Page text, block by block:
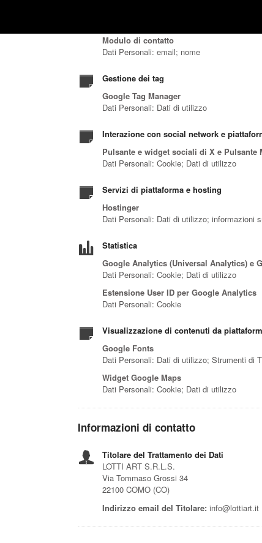
Modulo di contatto
Dati Personali: email; nome
Gestione dei tag
Google Tag Manager
Dati Personali: Dati di utilizzo
Interazione con social network e
Pulsante e widget sociali di X e
Dati Personali: Cookie; Dati di utilizzo
Servizi di piattaforma e hosting
Hostinger
Dati Personali: Dati di utilizzo; informazioni
Statistica
Google Analytics (Universal Analytics) e
Dati Personali: Cookie; Dati di utilizzo
Estensione User ID per Google Analytics
Dati Personali: Cookie
Visualizzazione di contenuti da
Google Fonts
Dati Personali: Dati di utilizzo; Strumenti di
Widget Google Maps
Dati Personali: Cookie; Dati di utilizzo
Informazioni di contatto
Titolare del Trattamento dei Dati
LOTTI ART S.R.L.S.
Via Tommaso Grossi 34
22100 COMO (CO)
Indirizzo email del Titolare: info@lottiart.it